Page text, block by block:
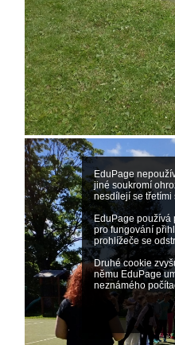
EduPage
jiné soukromí
nesdílejí se třetími
EduPage používá
pro fungování
prohlížeče se
Druhé cookie
němu EduPage
neznámého